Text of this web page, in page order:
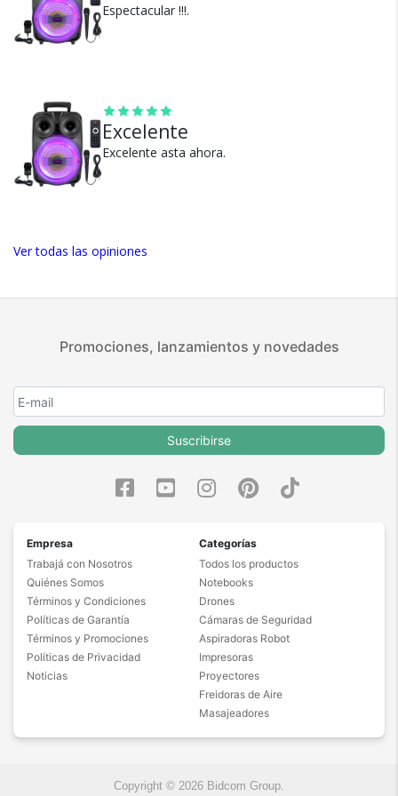
Espectacular !!!.
Excelente
Excelente asta ahora.
Ver todas las opiniones
5 estrellas de 5 en Facebook.
Más de 15.000 comentarios
positivos en todos nuestros
nosotros.
Promociones, lanzamientos y novedades
Suscribirse
Empresa
Trabajá con Nosotros
Quiénes Somos
Términos y Condiciones
Políticas de Garantía
Términos y Promociones
Políticas de Privacidad
Noticias
Categorías
Todos los productos
Notebooks
Drones
Cámaras de Seguridad
Aspiradoras Robot
Impresoras
Proyectores
Freidoras de Aire
Masajeadores
Copyright © 2026 Bidcom Group.